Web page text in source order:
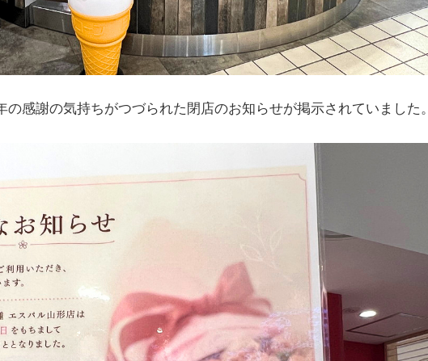
感謝の気持ちがつづられた閉店のお知らせが掲示されていました。